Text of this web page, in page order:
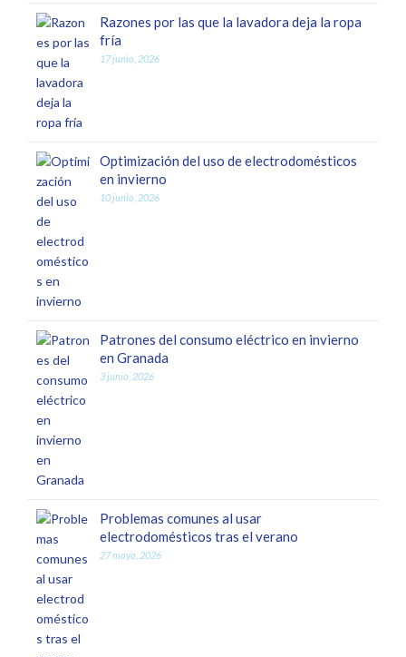
Razones por las que la lavadora deja la ropa
fría
17 junio, 2026
Optimización del uso de electrodomésticos
en invierno
10 junio, 2026
Patrones del consumo eléctrico en invierno
en Granada
3 junio, 2026
Problemas comunes al usar
electrodomésticos tras el verano
27 mayo, 2026